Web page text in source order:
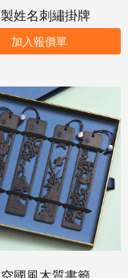
姓名刺繡掛牌
加入報價單